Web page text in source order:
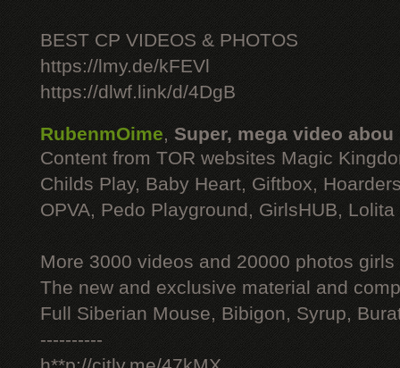
BEST CP VIDEOS & PHOTOS
https://lmy.de/kFEVl
https://dlwf.link/d/4DgB
RubenmOime, Super, mega video abou
Content from TOR websites Magic
Childs Play, Baby Heart, Giftbox,
OPVA, Pedo Playground, GirlsHUB, Lolita
More 3000 videos and 20000 photos
The new and exclusive material and
Full Siberian Mouse, Bibigon, Syrup,
----------